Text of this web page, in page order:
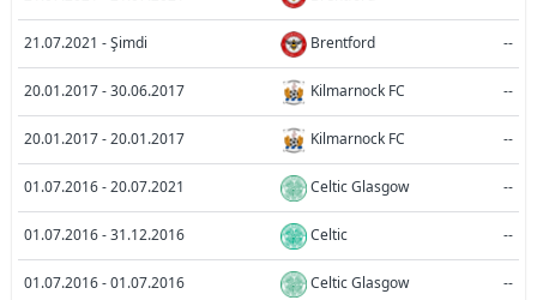
21.07.2021 - Şimdi Brentford --
20.01.2017 - 30.06.2017 Kilmarnock FC --
20.01.2017 - 20.01.2017 Kilmarnock FC --
01.07.2016 - 20.07.2021 Celtic Glasgow --
01.07.2016 - 31.12.2016 Celtic --
01.07.2016 - 01.07.2016 Celtic Glasgow --